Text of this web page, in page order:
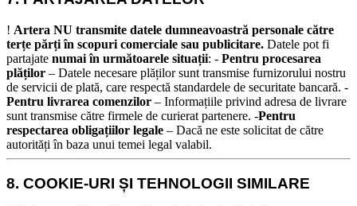
! Artera NU transmite datele dumneavoastră personale către
terțe părți în scopuri comerciale sau publicitare. Datele pot fi
partajate numai în următoarele situații: - Pentru procesarea
plăților – Datele necesare plăților sunt transmise furnizorului nostru
de servicii de plată, care respectă standardele de securitate bancară. -
Pentru livrarea comenzilor – Informațiile privind adresa de livrare
sunt transmise către firmele de curierat partenere. -Pentru
respectarea obligațiilor legale – Dacă ne este solicitat de către
autorități în baza unui temei legal valabil.
8. COOKIE-URI ȘI TEHNOLOGII SIMILARE